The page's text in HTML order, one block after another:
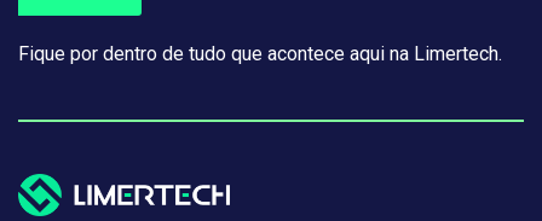
Fique por dentro de tudo que acontece aqui na Limertech.